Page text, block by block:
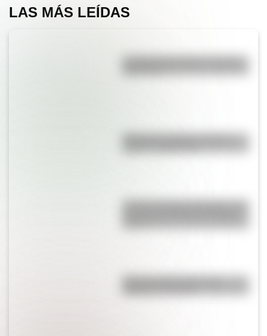
LAS MÁS LEÍDAS
La vida de San Martín contada
Bandera de Bolivia: historia,
Castillo de Rafael Obligado, una
Bandera de Ecuador para